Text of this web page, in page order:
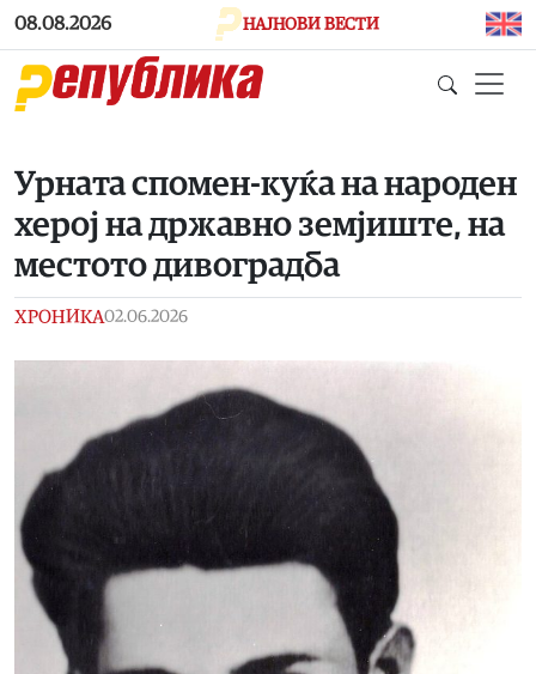
Skip to main content
08.08.2026 НАЈНОВИ ВЕСТИ
Урната спомен-куќа на народен
херој на државно земјиште, на
местото дивоградба
ХРОНИКА02.06.2026